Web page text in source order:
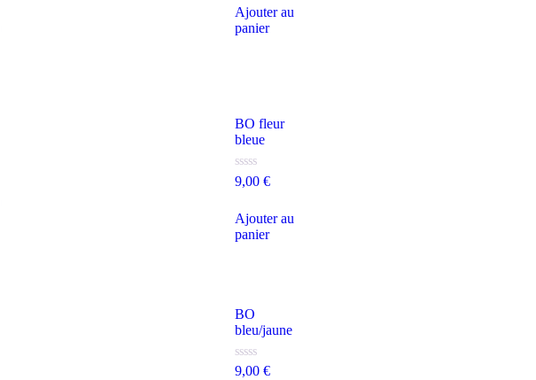
5
Ajouter au
panier
BO fleur
bleue
Note
5
9,00 €
Ajouter au
panier
BO
bleu/jaune
Note
9,00 €